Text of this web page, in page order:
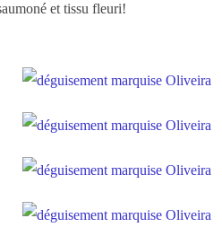
et tissu fleuri!